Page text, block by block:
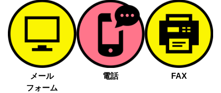
メール
フォーム
電話 FAX